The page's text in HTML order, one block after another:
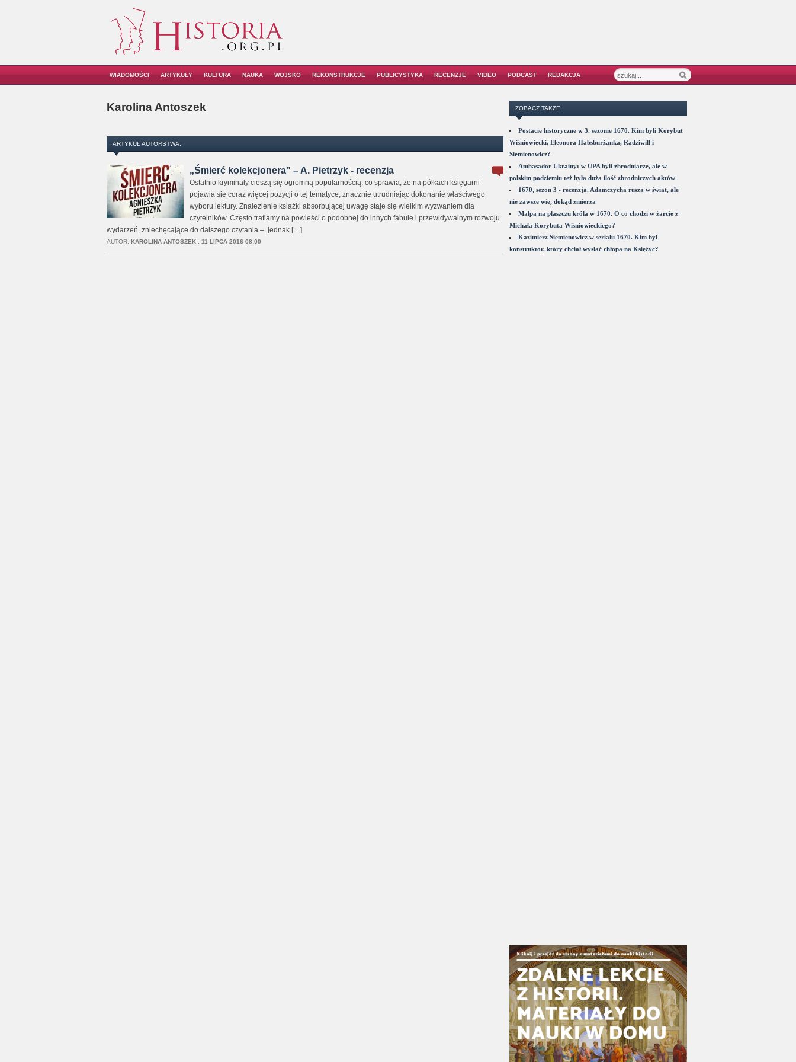
WIADOMOŚCI ARTYKUŁY KULTURA NAUKA WOJSKO REKONSTRUKCJE PUBLICYSTYKA RECENZJE VIDEO PODCAST REDAKCJA
Karolina Antoszek
ARTYKUŁ AUTORSTWA:
„Śmierć kolekcjonera” – A. Pietrzyk - recenzja
Ostatnio kryminały cieszą się ogromną popularnością, co sprawia, że na półkach księgarni
pojawia sie coraz więcej pozycji o tej tematyce, znacznie utrudniając dokonanie właściwego
wyboru lektury. Znalezienie książki absorbującej uwagę staje się wielkim wyzwaniem dla
czytelników. Często trafiamy na powieści o podobnej do innych fabule i przewidywalnym rozwoju
wydarzeń, zniechęcające do dalszego czytania – jednak […]
AUTOR: KAROLINA ANTOSZEK, 11 LIPCA 2016 08:00
ZOBACZ TAKŻE
Postacie historyczne w 3. sezonie 1670. Kim byli Korybut
Wiśniowiecki, Eleonora Habsburżanka, Radziwiłł i
Siemienowicz?
Ambasador Ukrainy: w UPA byli zbrodniarze, ale w
polskim podziemiu też była duża ilość zbrodniczych aktów
1670, sezon 3 - recenzja. Adamczycha rusza w świat, ale
nie zawsze wie, dokąd zmierza
Małpa na płaszczu króla w 1670. O co chodzi w żarcie z
Michała Korybuta Wiśniowieckiego?
Kazimierz Siemienowicz w serialu 1670. Kim był
konstruktor, który chciał wysłać chłopa na Księżyc?